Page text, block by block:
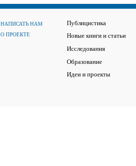
НАПИСАТЬ НАМ
О ПРОЕКТЕ
Публицистика
Новые книги и статьи
Исследования
Образование
Идеи и проекты